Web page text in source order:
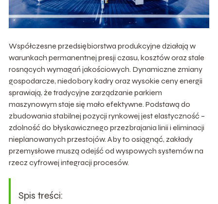
Współczesne przedsiębiorstwa produkcyjne działają w
warunkach permanentnej presji czasu, kosztów oraz stale
rosnących wymagań jakościowych. Dynamiczne zmiany
gospodarcze, niedobory kadry oraz wysokie ceny energii
sprawiają, że tradycyjne zarządzanie parkiem
maszynowym staje się mało efektywne. Podstawą do
zbudowania stabilnej pozycji rynkowej jest elastyczność –
zdolność do błyskawicznego przezbrajania linii i eliminacji
nieplanowanych przestojów. Aby to osiągnąć, zakłady
przemysłowe muszą odejść od wyspowych systemów na
rzecz cyfrowej integracji procesów.
Spis treści: